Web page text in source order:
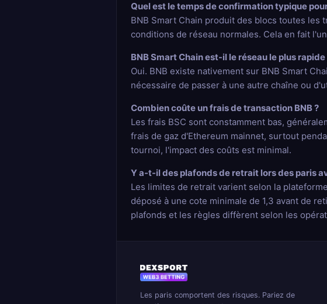
Quel est le temps de confirmation typique
BNB Smart Chain produit des blocs toutes les
conditions de réseau normales. Cela en fait
BNB Smart Chain est-il le réseau le plus
Oui. BNB existe nativement sur BNB Smart
nécessaire de passer à une autre chaîne ou
Combien coûte un frais de transaction BNB ?
Les frais BSC sont constamment bas,
frais de gaz d'Ethereum mainnet, surtout
tournoi, l'impact des coûts est minimal.
Y a-t-il des plafonds de retrait lors des paris
Les limites de retrait varient selon la
déposé à une cote minimale de 1,3 avant de
plafonds et les règles diffèrent selon les
Les paris comportent des risques. Pariez de